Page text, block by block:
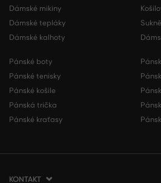
Dámské mikiny
Dámské tepláky
Dámské kalhoty
Sukně
Pánské boty
Pánské tenisky
Pánské košile
Pánská trička
Pánské kraťasy
KONTAKT